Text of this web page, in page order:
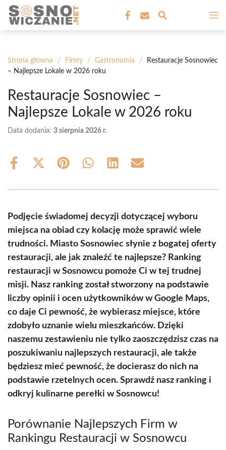
Przejdź
treści
Strona główna / Firmy / Gastronomia /
Restauracje Sosnowiec
– Najlepsze Lokale w 2026 roku
Restauracje Sosnowiec –
Najlepsze Lokale w 2026 roku
Data dodania: 3 sierpnia 2026 r.
Share
Share
(Twitter)
Share Share Share Share
Podjęcie świadomej decyzji dotyczącej wyboru
miejsca na obiad czy kolację może sprawić wiele
trudności. Miasto Sosnowiec słynie z bogatej oferty
restauracji, ale jak znaleźć te najlepsze? Ranking
restauracji w Sosnowcu pomoże Ci w tej trudnej
misji. Nasz ranking został stworzony na podstawie
liczby opinii i ocen użytkowników w Google Maps,
co daje Ci pewność, że wybierasz miejsce, które
zdobyło uznanie wielu mieszkańców. Dzięki
naszemu zestawieniu nie tylko zaoszczędzisz czas na
poszukiwaniu najlepszych restauracji, ale także
będziesz mieć pewność, że docierasz do nich na
podstawie rzetelnych ocen. Sprawdź nasz ranking i
odkryj kulinarne perełki w Sosnowcu!
Porównanie Najlepszych Firm w
Rankingu Restauracji w Sosnowcu